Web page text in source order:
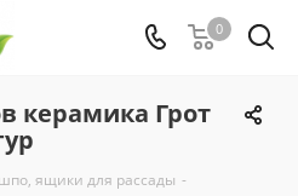
0
керамика Грот
ящики для рассады -